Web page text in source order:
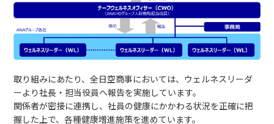
取り組みにあたり、全日空商事においては、ウェルネスリーダ
ーより社長・担当役員へ報告を実施しています。
関係者が密接に連携し、社員の健康にかかわる状況を正確に把
握した上で、各種健康増進施策を進めています。